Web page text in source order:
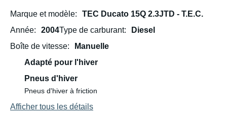
- 2 grands lits doubles (2,10 m x 1,50 m et 2,10 m x 1,50
m dans l'alcôve) avec matelas en mousse à froid de 8 cm
- Salle de bain avec miroir, WC, lavabo, douche et sèche-
cheveux (branchement électrique nécessaire)
: assiettes, tasses, verres, couverts, casseroles, poêles,
Marque et modèle
TEC Ducato 15Q 2.3JTD - T.E.C.
Année
2004Type de carburant
Diesel
Boîte de vitesse
Manuelle
Adapté pour l'hiver
Pneus d'hiver
Pneus d'hiver à friction
Afficher tous les détails